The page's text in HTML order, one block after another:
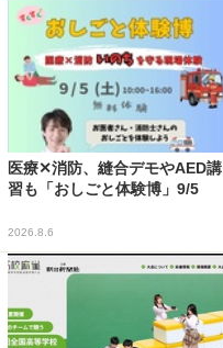
医療✕消防、縫合デモやAED講
習も「おしごと体験博」9/5
2026.8.6